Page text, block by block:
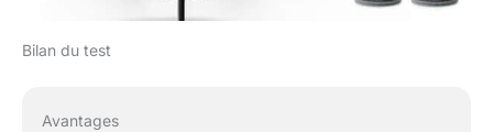
Bilan du test
Avantages